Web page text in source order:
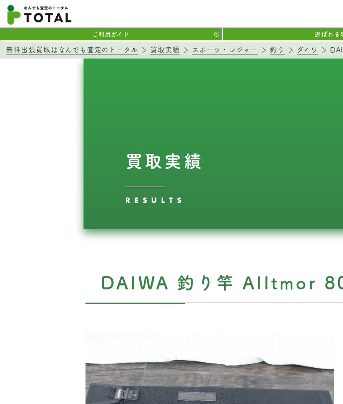
ご利用ガイド 選ばれる
無料出張買取はなんでも査定のトータル 買取実績 スポーツ・レジャー 釣り ダイワ
買取実績
RESULTS
DAIWA 釣り竿 Alltmor